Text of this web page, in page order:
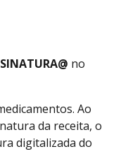
no
Ao
da receita, o
digitalizada do